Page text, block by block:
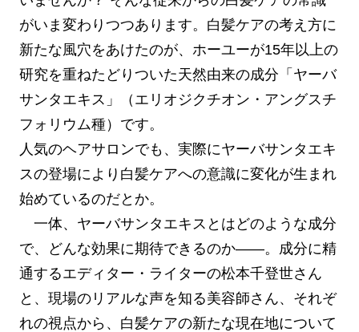
がいま変わりつつあります。白髪ケアの考え方に
新たな風穴をあけたのが、ホーユーが15年以上の
研究を重ねたどりついた天然由来の成分「ヤーバ
サンタエキス」（エリオジクチオン・アングスチ
フォリウム種）です。
人気のヘアサロンでも、実際にヤーバサンタエキ
スの登場により白髪ケアへの意識に変化が生まれ
始めているのだとか。
一体、ヤーバサンタエキスとはどのような成分
で、どんな効果に期待できるのか——。成分に精
通するエディター・ライターの松本千登世さん
と、現場のリアルな声を知る美容師さん、それぞ
れの視点から、白髪ケアの新たな現在地について